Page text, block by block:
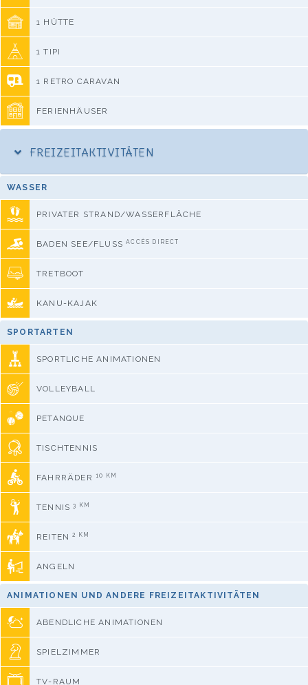
1 HÜTTE
1 TIPI
1 RETRO CARAVAN
FERIENHÄUSER
FREIZEITAKTIVITÄTEN
WASSER
PRIVATER STRAND/WASSERFLÄCHE
BADEN SEE/FLUSSACCÈS DIRECT
TRETBOOT
KANU-KAJAK
SPORTARTEN
SPORTLICHE ANIMATIONEN
VOLLEYBALL
PETANQUE
TISCHTENNIS
FAHRRÄDER 10 KM
TENNIS3 KM
REITEN2 KM
ANGELN
ANIMATIONEN UND ANDERE FREIZEITAKTIVITÄTEN
ABENDLICHE ANIMATIONEN
SPIELZIMMER
TV-RAUM